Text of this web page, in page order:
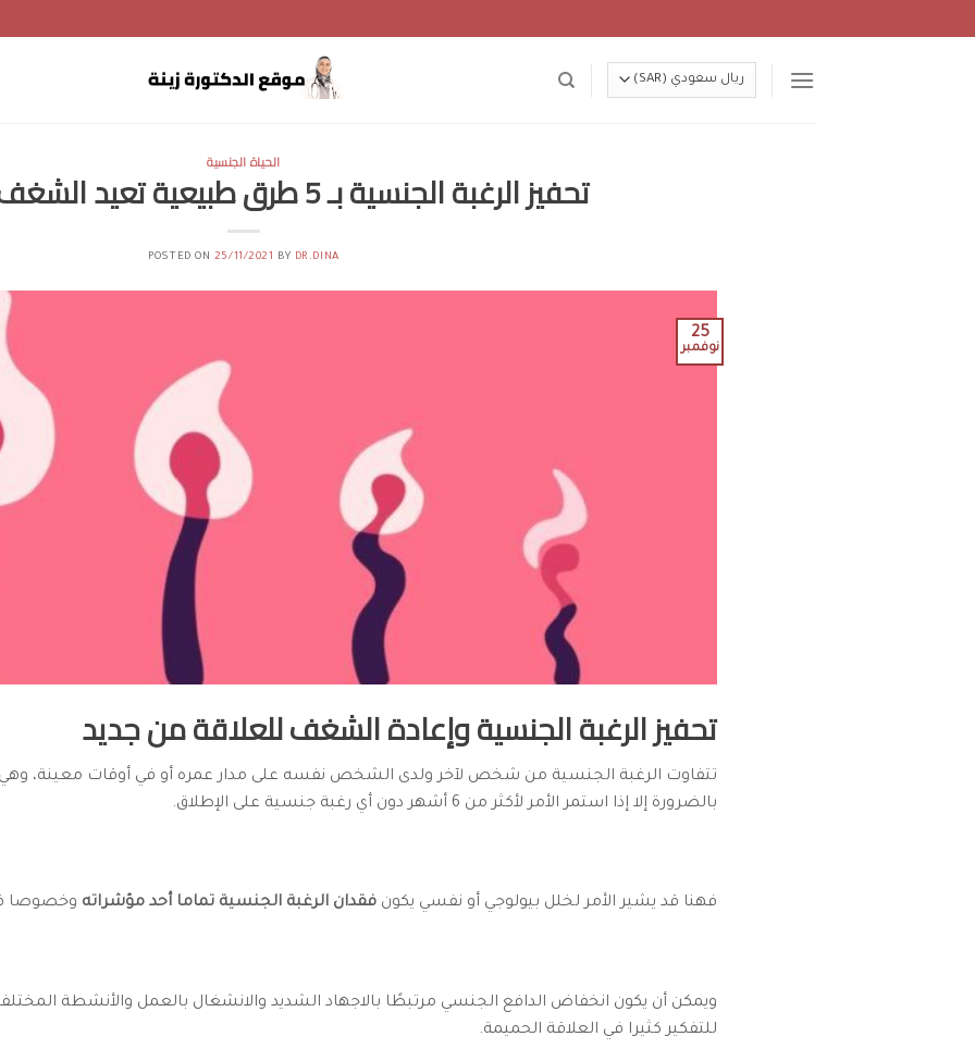
to
الحياة الجنسية
تحفيز الرغبة الجنسية بـ 5 طرق طبيعية تعيد الشغف للعلاقة
POSTED ON 25/11/2021 BY DR.DINA
25
نوفمبر
تحفيز الرغبة الجنسية وإعادة الشغف للعلاقة من جديد
تتفاوت الرغبة الجنسية من شخص لآخر ولدى الشخص نفسه على مدار عمره أو في أوقات معينة،
بالضرورة إلا إذا استمر الأمر لأكثر من 6 أشهر دون أي رغبة جنسية على الإطلاق.
فهنا قد يشير الأمر لخلل بيولوجي أو نفسي يكون فقدان الرغبة الجنسية تماما أحد مؤشراته وخصوصا في
ويمكن أن يكون انخفاض الدافع الجنسي مرتبطًا بالاجهاد الشديد والانشغال بالعمل والأنشطة
للتفكير كثيرا في العلاقة الحميمة.